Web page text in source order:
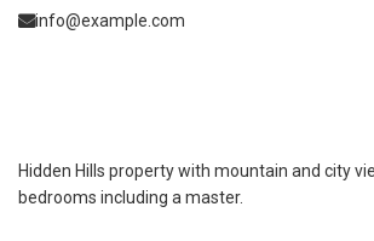
info@example.com
Hidden Hills property with mountain and city
bedrooms including a master.